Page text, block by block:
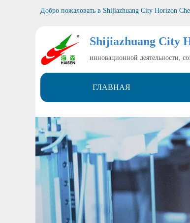
Добро пожаловать в Shijiazhuang City Horizon
Shijiazhuang City
инновационной деятельности,
ГЛАВНАЯ